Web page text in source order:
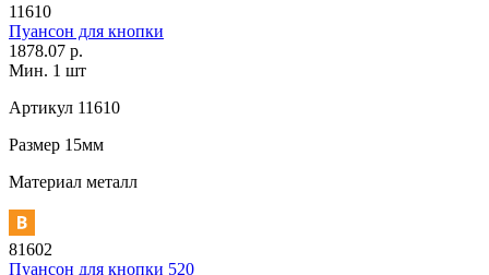
11610
Пуансон для кнопки
1878.07 р.
Мин. 1 шт
Артикул 11610
Размер 15мм
Материал металл
81602
Пуансон для кнопки 520